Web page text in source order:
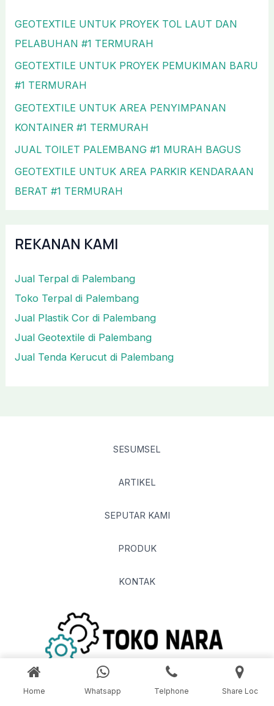
GEOTEXTILE UNTUK PROYEK TOL LAUT DAN
PELABUHAN #1 TERMURAH
GEOTEXTILE UNTUK PROYEK PEMUKIMAN BARU
#1 TERMURAH
GEOTEXTILE UNTUK AREA PENYIMPANAN
KONTAINER #1 TERMURAH
JUAL TOILET PALEMBANG #1 MURAH BAGUS
GEOTEXTILE UNTUK AREA PARKIR KENDARAAN
BERAT #1 TERMURAH
REKANAN KAMI
Jual Terpal di Palembang
Toko Terpal di Palembang
Jual Plastik Cor di Palembang
Jual Geotextile di Palembang
Jual Tenda Kerucut di Palembang
SESUMSEL
ARTIKEL
SEPUTAR KAMI
PRODUK
KONTAK
Home Whatsapp Telphone Share Loc